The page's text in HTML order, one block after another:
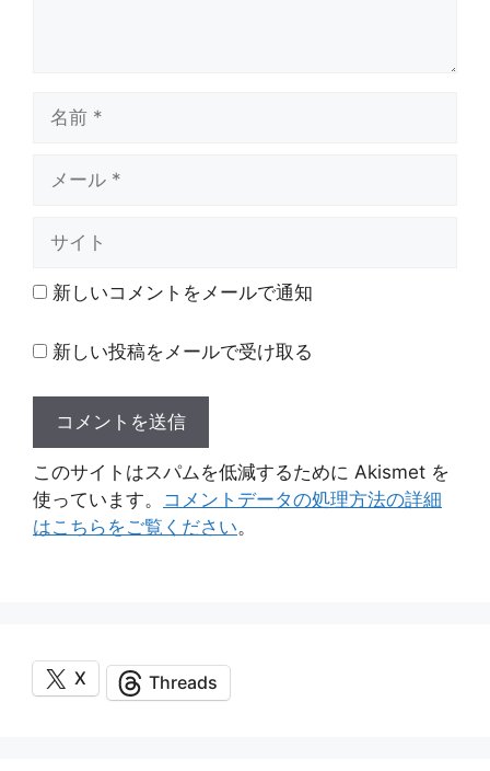
ト 新しいコメントをメールで通知
新しい投稿をメールで受け取る
このサイトはスパムを低減するために Akismet を
使っています。 コメントデータの処理方法の詳細
はこちらをご覧ください。
X Threads